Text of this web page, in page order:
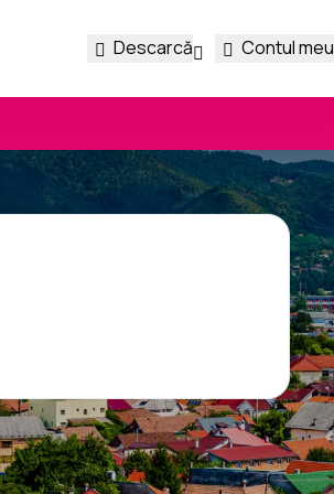
Descarcă Contul meu